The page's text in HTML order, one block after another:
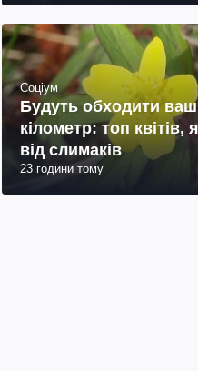
Соціум
Будуть обходити
кілометр: топ квітів,
від слимаків
23 години тому